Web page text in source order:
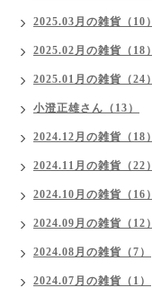
2025.03月の雑貨（10）
2025.02月の雑貨（18）
2025.01月の雑貨（24）
小澄正雄さん（13）
2024.12月の雑貨（18）
2024.11月の雑貨（22）
2024.10月の雑貨（16）
2024.09月の雑貨（12）
2024.08月の雑貨（7）
2024.07月の雑貨（1）